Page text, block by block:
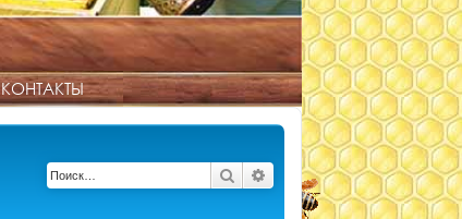
КОНТАКТЫ
Поиск Расширенный поиск